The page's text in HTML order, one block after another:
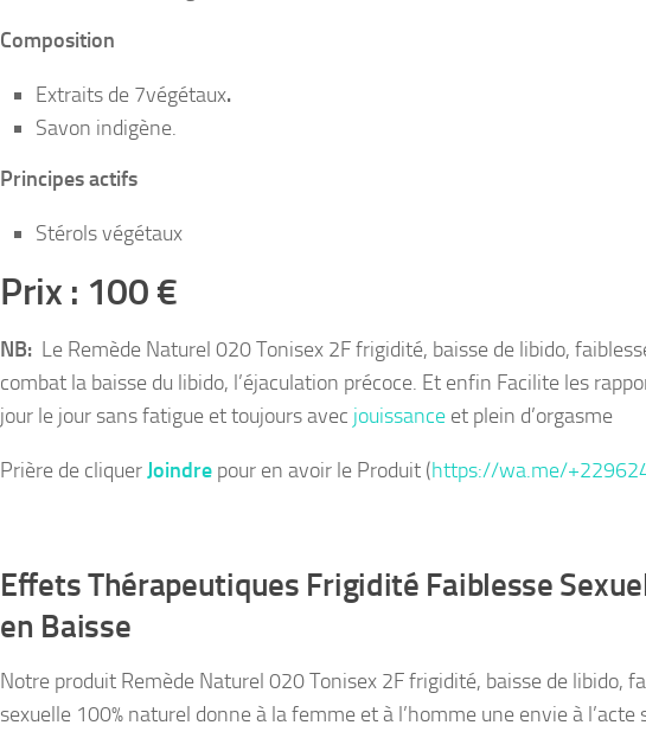
Composition
Extraits de 7végétaux.
Savon indigène.
Principes actifs
Stérols végétaux
Prix : 100 €
NB: Le Remède Naturel 020 Tonisex 2F frigidité, baisse de libido,
combat la baisse du libido, l’éjaculation précoce. Et enfin Facilite les
jour le jour sans fatigue et toujours avec jouissance et plein d’orgasme
Prière de cliquerJoindre pour en avoir le Produit (https://wa.me/
Effets Thérapeutiques Frigidité Faiblesse
en Baisse
Notre produit Remède Naturel 020 Tonisex 2F frigidité, baisse de libido,
sexuelle 100% naturel donne à la femme et à l’homme une envie à l’acte